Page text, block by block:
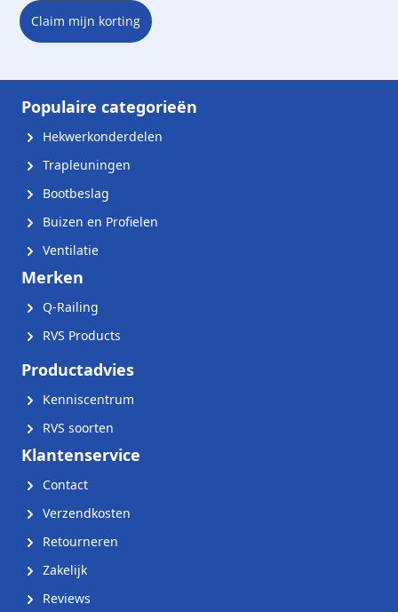
Claim mijn korting
Populaire categorieën
Hekwerkonderdelen
Trapleuningen
Bootbeslag
Buizen en Profielen
Ventilatie
Merken
Q-Railing
RVS Products
Productadvies
Kenniscentrum
RVS soorten
Klantenservice
Contact
Verzendkosten
Retourneren
Zakelijk
Reviews